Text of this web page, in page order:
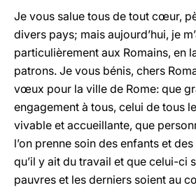
Je vous salue tous de tout cœur,
divers pays; mais aujourd’hui, je
particulièrement aux Romains, en
patrons. Je vous bénis, chers
vœux pour la ville de Rome: que
engagement à tous, celui de tous
vivable et accueillante, que
l’on prenne soin des enfants et
qu’il y ait du travail et que celui-ci
pauvres et les derniers soient au